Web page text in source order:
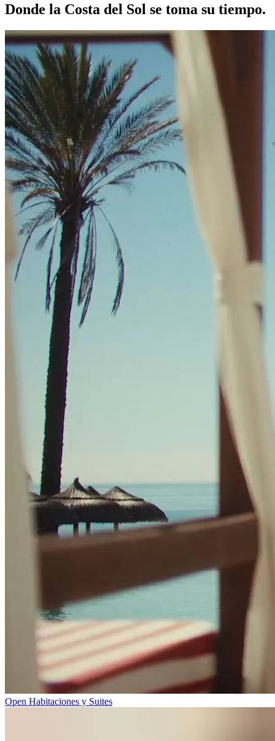
Donde la Costa del Sol se toma su tiempo. ​​​​‌ ‍ ​‍​‍‌‍ ‌ ​‍‌‍‍‌‌‍‌ ‌‍‍‌‌‍ ‍​‍​‍​ ‍‍​‍​‍‌ ​ ‌‍​‌‌‍ ‍‌‍‍‌‌ ‌​‌ ‍‌​‍ ‍‌‍‍‌‌‍ ​‍​‍​‍ ​​‍​‍‌‍‍​‌ ​‍‌‍‌‌‌‍‌‍​‍​‍​ ‍‍​‍​‍‌‍‍​‌ ‌​‌ ‌​‌ ​​‌ ​ ​ ‍‍​‍ ​‍ ‌‍ ​​‍ ‌‌‍​‌‌‍ ‍‌‍‌​​‍ ‌‌ ​‍​‍ ‌‌‍‍​‌‍ ‌ ‌​‌‍‌‌‌‍ ​‌ ​ ​‍ ‌‌ ​ ‌ ‌​‌ ‌‌‌‍‌​‌‍‍‌‌‍ ​‍ ‍‌ ‌‍‌‍‌‌‌ ​‍‌‍​ ‌‍‌‌‌‍ ​​‍ ‍‌‍​‌‌ ​​‌ ​​​‍ ‌‍‍‌‌‍ ‍‌ ‌​‌‍‌‌‌‍ ‍‌ ‌​​‍ ‌‍‌‌‌‍‌​‌‍‍‌‌ ‌​​‍ ‌‍ ‌‌‍ ‌‍‌​‌‍‌‌​ ‌‌ ​​‌ ​‍‌‍‌‌‌ ​ ‌‍‌‌‌‍ ‍‌ ‌​‌‍​‌‌ ‌​‌‍‍‌‌‍ ‌‍ ‍​ ‍ ‌‍‍‌‌‍‌​​ ‌​ ​​‌‍​‍​ ‌ ‌‍‌​​ ​‌‌‍​‌‌‍​‍​ ‌‍​‍ ‌​ ‌ ​ ​‍​ ‍‌​ ​‍​‍ ‌​ ‌​‌‍‌‍‌‍​ ​ ‌​​‍ ‌‌‍​‌‌‍‌​‌‍​‍‌‍​ ​‍ ‌‌‍​‍​ ​​‌‍‌​​ ‌ ‌‍‌‍​ ​‌​ ‌​​ ​ ​ ‍​​ ‌‌​ ​‍‌‍‌‌​ ‍ ‌ ‌​‌ ‍‌‌ ​​‌‍‌‌​ ‌‌‍‍​‌‍ ‌ ‌​‌‍‌‌‌‍ ​‌‌​ ‌‍‍‌‌ ‌​‌‍‌‌‌​‍​‌‍ ‌‍ ‌‌‍‌‌‌‌​​‌‍​‌‌‍‌ ‌‍‌‌​ ‍ ‌ ​​‌‍​‌‌ ‌​‌‍‍​​ ‌‌ ​​‌‍​‌‌‍‌ ‌‍‌‌‌​​‍‌ ‌‌‌‍‍‌‌‍ ​‌‍‌​‌‍‌‌‌ ​‍​‍‌‌​ ‌‌‌​​‍‌‌ ‌‍‍ ‌‍‌‌‌ ‍‌​‍‌‌​ ​ ‌​‌​​‍‌‌​ ​ ‌​‌​​‍‌‌​ ​‍​ ​‍​ ​‍‌‍​ ‌‍‌‍‌‍​‌​ ‌‍​ ‌​​ ‍​​ ​​‌‍​ ​ ‌‍​ ‌‍‌‍​ ​‍‌‌​ ​‍​ ​‍​‍‌‌​ ‌‌‌​‌​​‍ ‍‌‍‍​‌‍‌‌‌‍​‌‌‍‌​‌‍‍‌‌‍ ‍‌‍‌ ​ ‌‍​‍‌‍​‌‌ ​ ‌‍‌‌‌‌‌‌‌ ​‍‌‍ ​​ ‌‌‍‍​‌ ‌​‌ ‌​‌ ​​‌ ​ ​‍‌‌​ ​ ‌​​‌​‍‌‌​ ​‍‌​‌‍​‍‌‌​ ​‍‌​‌‍‌‍ ​​‍ ‌‌‍​‌‌‍ ‍‌‍‌​​‍ ‌‌ ​‍​‍ ‌‌‍‍​‌‍ ‌ ‌​‌‍‌‌‌‍ ​‌ ​ ​‍ ‌‌ ​ ‌ ‌​‌ ‌‌‌‍‌​‌‍‍‌‌‍ ​‍ ‍‌ ‌‍‌‍‌‌‌ ​‍‌‍​ ‌‍‌‌‌‍ ​​‍ ‍‌‍​‌‌ ​​‌ ​​​‍‌‍‌‍‍‌‌‍‌​​ ‌​ ​​‌‍​‍​ ‌ ‌‍‌​​ ​‌‌‍​‌‌‍​‍​ ‌‍​‍ ‌​ ‌ ​ ​‍​ ‍‌​ ​‍​‍ ‌​ ‌​‌‍‌‍‌‍​ ​ ‌​​‍ ‌‌‍​‌‌‍‌​‌‍​‍‌‍​ ​‍ ‌‌‍​‍​ ​​‌‍‌​​ ‌ ‌‍‌‍​ ​‌​ ‌​​ ​ ​ ‍​​ ‌‌​ ​‍‌‍‌‌​‍‌‍‌ ‌​‌ ‍‌‌ ​​‌‍‌‌​ ‌‌‍‍​‌‍ ‌ ‌​‌‍‌‌‌‍ ​‌‌​ ‌‍‍‌‌ ‌​‌‍‌‌‌​‍​‌‍ ‌‍ ‌‌‍‌‌‌‌​​‌‍​‌‌‍‌ ‌‍‌‌​‍‌‍‌ ​​‌‍​‌‌ ‌​‌‍‍​​ ‌‌ ​​‌‍​‌‌‍‌ ‌‍‌‌‌​​‍‌ ‌‌‌‍‍‌‌‍ ​‌‍‌​‌‍‌‌‌ ​‍​‍‌‌​ ‌‌‌​​‍‌‌ ‌‍‍ ‌‍‌‌‌ ‍‌​‍‌‌​ ​ ‌​‌​​‍‌‌​ ​ ‌​‌​​‍‌‌​ ​‍​ ​‍​ ​‍‌‍​ ‌‍‌‍‌‍​‌​ ‌‍​ ‌​​ ‍​​ ​​‌‍​ ​ ‌‍​ ‌‍‌‍​ ​‍‌‌​ ​‍​ ​‍​‍‌‌​ ‌‌‌​‌​​‍ ‍‌‍‍​‌‍‌‌‌‍​‌‌‍‌​‌‍‍‌‌‍ ‍‌‍‌ ​‍‌‍‌ ​​‌‍‌‌‌ ​‍‌ ​ ‌ ​​‌‍‌‌‌‍​ ‌ ‌​‌‍‍‌‌ ‌‍‌‍‌‌​ ‌‌ ​​‌ ‌‌‌‍​‍‌‍ ​‌‍‍‌‌ ​ ‌‍‍​‌‍‌‌‌‍‌​​‍​‍‌ ‌
Open Habitaciones y Suites​​​​‌ ‍ ​‍​‍‌‍ ‌ ​‍‌‍‍‌‌‍‌ ‌‍‍‌‌‍ ‍​‍​‍​ ‍‍​‍​‍‌ ​ ‌‍​‌‌‍ ‍‌‍‍‌‌ ‌​‌ ‍‌​‍ ‍‌‍‍‌‌‍ ​‍​‍​‍ ​​‍​‍‌‍‍​‌ ​‍‌‍‌‌‌‍‌‍​‍​‍​ ‍‍​‍​‍‌‍‍​‌ ‌​‌ ‌​‌ ​​‌ ​ ​ ‍‍​‍ ​‍ ‌‍ ​​‍ ‌‌‍​‌‌‍ ‍‌‍‌​​‍ ‌‌ ​‍​‍ ‌‌‍‍​‌‍ ‌ ‌​‌‍‌‌‌‍ ​‌ ​ ​‍ ‌‌ ​ ‌ ‌​‌ ‌‌‌‍‌​‌‍‍‌‌‍ ​‍ ‍‌ ‌‍‌‍‌‌‌ ​‍‌‍​ ‌‍‌‌‌‍ ​​‍ ‍‌‍​‌‌ ​​‌ ​​​‍ ‌‍‍‌‌‍ ‍‌ ‌​‌‍‌‌‌‍ ‍‌ ‌​​‍ ‌‍‌‌‌‍‌​‌‍‍‌‌ ‌​​‍ ‌‍ ‌‌‍ ‌‍‌​‌‍‌‌​ ‌‌ ​​‌ ​‍‌‍‌‌‌ ​ ‌‍‌‌‌‍ ‍‌ ‌​‌‍​‌‌ ‌​‌‍‍‌‌‍ ‌‍ ‍​ ‍ ‌‍‍‌‌‍‌​​ ‌​ ​​‌‍​‍​ ‌ ‌‍‌​​ ​‌‌‍​‌‌‍​‍​ ‌‍​‍ ‌​ ‌ ​ ​‍​ ‍‌​ ​‍​‍ ‌​ ‌​‌‍‌‍‌‍​ ​ ‌​​‍ ‌‌‍​‌‌‍‌​‌‍​‍‌‍​ ​‍ ‌‌‍​‍​ ​​‌‍‌​​ ‌ ‌‍‌‍​ ​‌​ ‌​​ ​ ​ ‍​​ ‌‌​ ​‍‌‍‌‌​ ‍ ‌ ‌​‌ ‍‌‌ ​​‌‍‌‌​ ‌‌‍‍​‌‍ ‌ ‌​‌‍‌‌‌‍ ​‌‌​ ‌‍‍‌‌ ‌​‌‍‌‌‌​‍​‌‍ ‌‍ ‌‌‍‌‌‌‌​​‌‍​‌‌‍‌ ‌‍‌‌​ ‍ ‌ ​​‌‍​‌‌ ‌​‌‍‍​​ ‌‌ ​​‌‍​‌‌‍‌ ‌‍‌‌‌​​‍‌ ‌‌‌‍‍‌‌‍ ​‌‍‌​‌‍‌‌‌ ​‍​‍‌‌​ ‌‌‌​​‍‌‌ ‌‍‍ ‌‍‌‌‌ ‍‌​‍‌‌​ ​ ‌​‌​​‍‌‌​ ​ ‌​‌​​‍‌‌​ ​‍​ ​‍​ ‌ ​ ​​‌‍‌‍‌‍‌‌‌‍‌‍‌‍‌​‌‍​‌​ ‌‍‌‍‌​​ ‍​‌‍​‌‌‍‌‍​‍‌‌​ ​‍​ ​‍​‍‌‌​ ‌‌‌​‌​​‍ ‍‌‍​ ‌‍ ‌‍ ‍‌ ‌​‌‍‌‌‌‍ ‍‌ ‌​​‍‌‌​ ‌‌‌​​‍‌‌ ‌‍‍ ‌‍‌‌‌ ‍‌​‍‌‌​ ​ ‌​‌​​‍‌‌​ ​ ‌​‌​​‍‌‌​ ​‍​ ​‍​ ‌‍​ ​‍‌‍​‌​ ​ ​ ​​‌‍‌​​ ‌‍‌‍​‍​ ​​‌‍​‍​ ‌​​ ‌‍​‍‌‌​ ​‍​ ​‍​‍‌‌​ ‌‌‌​‌​​‍ ‍‌ ‌​‌‍‍‌‌ ‌​‌‍ ​‌‍‌‌​ ‌‍​‍‌‍​‌‌ ​ ‌‍‌‌‌‌‌‌‌ ​‍‌‍ ​​ ‌‌‍‍​‌ ‌​‌ ‌​‌ ​​‌ ​ ​‍‌‌​ ​ ‌​​‌​‍‌‌​ ​‍‌​‌‍​‍‌‌​ ​‍‌​‌‍‌‍ ​​‍ ‌‌‍​‌‌‍ ‍‌‍‌​​‍ ‌‌ ​‍​‍ ‌‌‍‍​‌‍ ‌ ‌​‌‍‌‌‌‍ ​‌ ​ ​‍ ‌‌ ​ ‌ ‌​‌ ‌‌‌‍‌​‌‍‍‌‌‍ ​‍ ‍‌ ‌‍‌‍‌‌‌ ​‍‌‍​ ‌‍‌‌‌‍ ​​‍ ‍‌‍​‌‌ ​​‌ ​​​‍‌‍‌‍‍‌‌‍‌​​ ‌​ ​​‌‍​‍​ ‌ ‌‍‌​​ ​‌‌‍​‌‌‍​‍​ ‌‍​‍ ‌​ ‌ ​ ​‍​ ‍‌​ ​‍​‍ ‌​ ‌​‌‍‌‍‌‍​ ​ ‌​​‍ ‌‌‍​‌‌‍‌​‌‍​‍‌‍​ ​‍ ‌‌‍​‍​ ​​‌‍‌​​ ‌ ‌‍‌‍​ ​‌​ ‌​​ ​ ​ ‍​​ ‌‌​ ​‍‌‍‌‌​‍‌‍‌ ‌​‌ ‍‌‌ ​​‌‍‌‌​ ‌‌‍‍​‌‍ ‌ ‌​‌‍‌‌‌‍ ​‌‌​ ‌‍‍‌‌ ‌​‌‍‌‌‌​‍​‌‍ ‌‍ ‌‌‍‌‌‌‌​​‌‍​‌‌‍‌ ‌‍‌‌​‍‌‍‌ ​​‌‍​‌‌ ‌​‌‍‍​​ ‌‌ ​​‌‍​‌‌‍‌ ‌‍‌‌‌​​‍‌ ‌‌‌‍‍‌‌‍ ​‌‍‌​‌‍‌‌‌ ​‍​‍‌‌​ ‌‌‌​​‍‌‌ ‌‍‍ ‌‍‌‌‌ ‍‌​‍‌‌​ ​ ‌​‌​​‍‌‌​ ​ ‌​‌​​‍‌‌​ ​‍​ ​‍​ ‌ ​ ​​‌‍‌‍‌‍‌‌‌‍‌‍‌‍‌​‌‍​‌​ ‌‍‌‍‌​​ ‍​‌‍​‌‌‍‌‍​‍‌‌​ ​‍​ ​‍​‍‌‌​ ‌‌‌​‌​​‍ ‍‌‍​ ‌‍ ‌‍ ‍‌ ‌​‌‍‌‌‌‍ ‍‌ ‌​​‍‌‌​ ‌‌‌​​‍‌‌ ‌‍‍ ‌‍‌‌‌ ‍‌​‍‌‌​ ​ ‌​‌​​‍‌‌​ ​ ‌​‌​​‍‌‌​ ​‍​ ​‍​ ‌‍​ ​‍‌‍​‌​ ​ ​ ​​‌‍‌​​ ‌‍‌‍​‍​ ​​‌‍​‍​ ‌​​ ‌‍​‍‌‌​ ​‍​ ​‍​‍‌‌​ ‌‌‌​‌​​‍ ‍‌ ‌​‌‍‍‌‌ ‌​‌‍ ​‌‍‌‌​‍‌‍‌ ​​‌‍‌‌‌ ​‍‌ ​ ‌ ​​‌‍‌‌‌‍​ ‌ ‌​‌‍‍‌‌ ‌‍‌‍‌‌​ ‌‌ ​​‌ ‌‌‌‍​‍‌‍ ​‌‍‍‌‌ ​ ‌‍‍​‌‍‌‌‌‍‌​​‍​‍‌ ‌